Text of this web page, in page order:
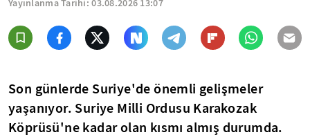
Yayınlanma Tarihi:03.08.2026 13:07
Son günlerde Suriye'de önemli gelişmeler
yaşanıyor. Suriye Milli Ordusu Karakozak
Köprüsü'ne kadar olan kısmı almış durumda.